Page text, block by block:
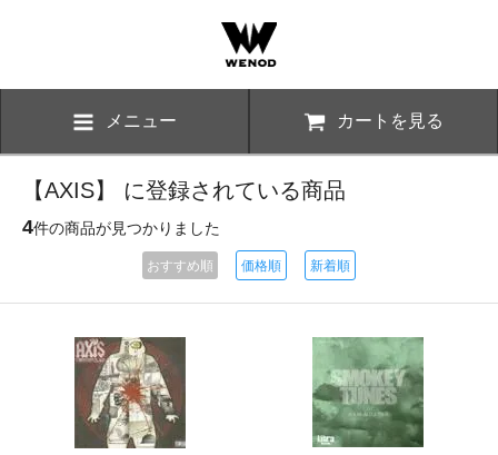
メニュー カートを見る
【AXIS】 に登録されている商品
4件の商品が見つかりました
おすすめ順 価格順 新着順